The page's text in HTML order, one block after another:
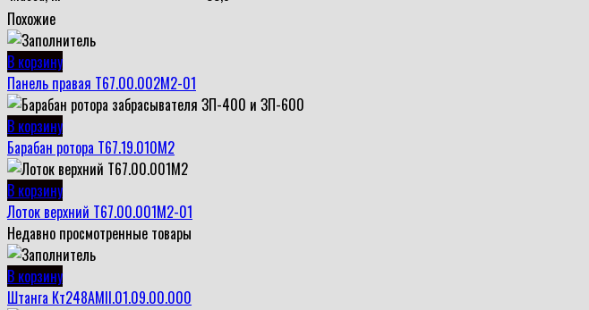
Похожие
В корзину
Панель правая Т67.00.002М2-01
В корзину
Барабан ротора Т67.19.010М2
В корзину
Лоток верхний Т67.00.001М2-01
Недавно просмотренные товары
В корзину
Штанга Кт248АМII.01.09.00.000